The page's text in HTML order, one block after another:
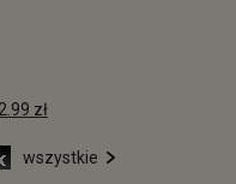
zł
wszystkie